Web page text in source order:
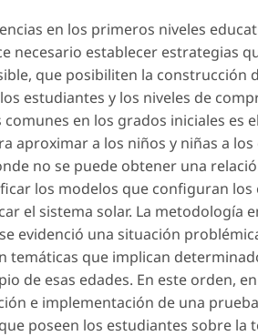
en los primeros niveles
necesario establecer estrategias
que posibiliten la
estudiantes y los niveles de
comunes en los grados iniciales es
aproximar a los niños y niñas a
no se puede obtener una
los modelos que configuran
el sistema solar. La metodología
evidenció una situación
temáticas que implican
de esas edades. En este orden,
e implementación de una
poseen los estudiantes sobre la